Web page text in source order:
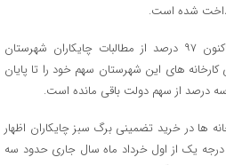
شده است.
وی خاطرنشان کرد : بر این مبنا تاکنون ۹۷ درصد از مطالبات چایکاران شهرستان
های این شهرستان سهم خود را تا پایان
درصد از سهم دولت باقی مانده است.
ها در خرید تضمینی برگ سبز چایکاران اظهار
یک از اول خرداد ماه سال جاری حدود سه